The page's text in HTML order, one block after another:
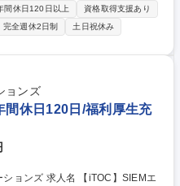
なる重要システム/サービスの開
保を目指すことが最重要ミッショ
、CSIRT業務におけるSIEM
DevSecOpsツールを活用したセ
最新攻撃パターンなどを踏まえた
ィソリューションの評価・検証・
間休日120日以上
資格取得支援あり
完全週休2日制
土日祝休み
ョンズ
間休日120日/福利厚生充
】SIEMエ